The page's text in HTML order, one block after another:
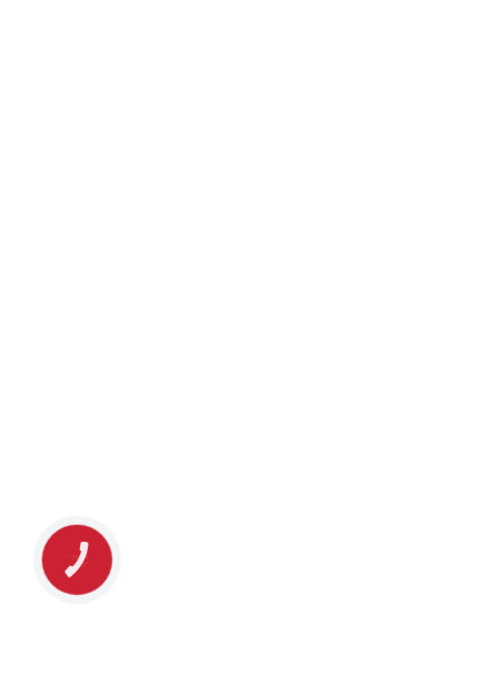
КНОПКА
ЗВ'ЯЗКУ